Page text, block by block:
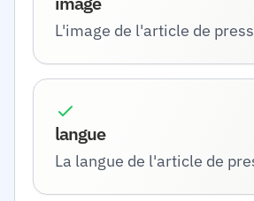
L'image de l'article de
langue
La langue de l'article de